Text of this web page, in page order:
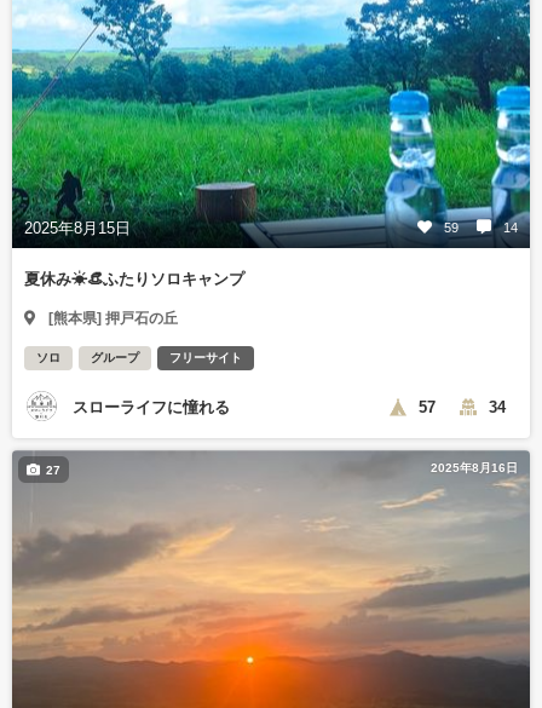
2025年8月15日 59 14
夏休み☀👒ふたりソロキャンプ
[熊本県] 押戸石の丘
ソロ グループ フリーサイト
スローライフに憧れる 57 34
2025年8月16日
27